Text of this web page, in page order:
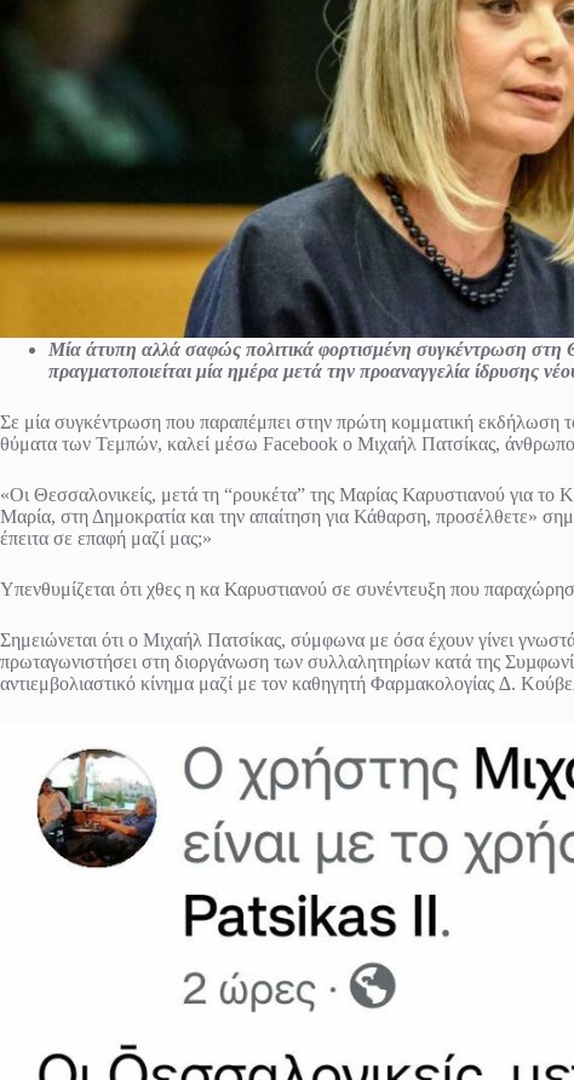
Μία άτυπη αλλά σαφώς πολιτικά φορτισμένη συγκέντρωση
πραγματοποιείται μία ημέρα μετά την προαναγγελία ίδρυσης
Σε μία συγκέντρωση που παραπέμπει στην πρώτη κομματική εκδήλωση
θύματα των Τεμπών, καλεί μέσω Facebook ο Μιχαήλ Πατσίκας,
«Οι Θεσσαλονικείς, μετά τη “ρουκέτα” της Μαρίας Καρυστιανού για το
Μαρία, στη Δημοκρατία και την απαίτηση για Κάθαρση, προσέλθετε»
έπειτα σε επαφή μαζί μας;»
Υπενθυμίζεται ότι χθες η κα Καρυστιανού σε συνέντευξη που
Σημειώνεται ότι ο Μιχαήλ Πατσίκας, σύμφωνα με όσα έχουν γίνει
πρωταγωνιστήσει στη διοργάνωση των συλλαλητηρίων κατά της
αντιεμβολιαστικό κίνημα μαζί με τον καθηγητή Φαρµακολογίας ∆.